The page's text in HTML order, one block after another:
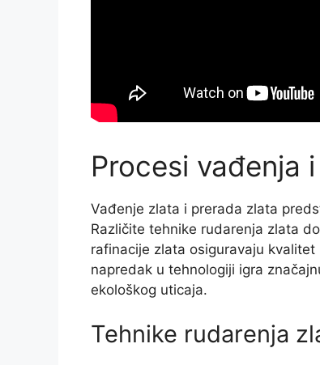
Procesi vađenja
Vađenje zlata i prerada zlata
Različite tehnike rudarenja zlata
rafinacije zlata osiguravaju
napredak u tehnologiji igra
ekološkog uticaja.
Tehnike rudarenja